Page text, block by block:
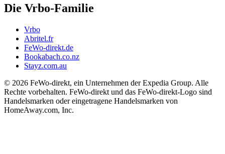
Die Vrbo-Familie
Vrbo
Abritel.fr
FeWo-direkt.de
Bookabach.co.nz
Stayz.com.au
© 2026 FeWo-direkt, ein Unternehmen der Expedia Group. Alle
Rechte vorbehalten. FeWo-direkt und das FeWo-direkt-Logo sind
Handelsmarken oder eingetragene Handelsmarken von
HomeAway.com, Inc.